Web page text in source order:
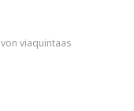
von viaquintaas